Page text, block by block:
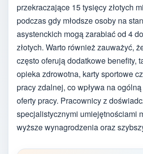
przekraczające 15 tysięcy złotych
podczas gdy młodsze osoby na
asystenckich mogą zarabiać od 4
złotych. Warto również zauważyć,
często oferują dodatkowe benefity,
opieka zdrowotna, karty sportowe
pracy zdalnej, co wpływa na
oferty pracy. Pracownicy z
specjalistycznymi umiejętnościami
wyższe wynagrodzenia oraz